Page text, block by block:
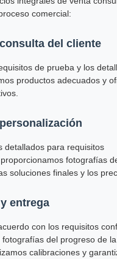
comercial:
del cliente
de prueba y los
productos adecuados y
detallados para requisitos
fotografías
soluciones finales y los
entrega
con los requisitos
del progreso de la
calibraciones y